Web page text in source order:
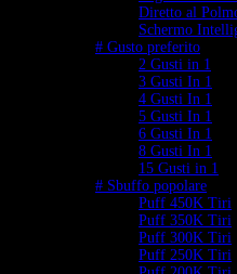
Diretto al
Schermo
# Gusto preferito
2 Gusti in 1
3 Gusti In 1
4 Gusti In 1
5 Gusti In 1
6 Gusti In 1
8 Gusti In 1
15 Gusti in 1
# Sbuffo popolare
Puff 450K Tiri
Puff 350K Tiri
Puff 300K Tiri
Puff 250K Tiri